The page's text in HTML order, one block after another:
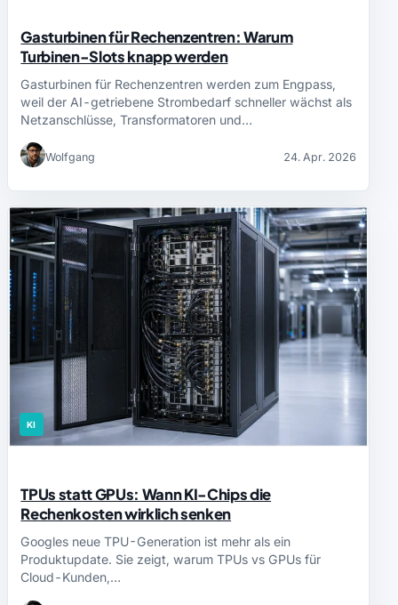
Gasturbinen für Rechenzentren: Warum
Turbinen-Slots knapp werden
Gasturbinen für Rechenzentren werden zum Engpass,
weil der AI-getriebene Strombedarf schneller wächst als
Netzanschlüsse, Transformatoren und…
Wolfgang 24. Apr. 2026
KI
TPUs statt GPUs: Wann KI-Chips die
Rechenkosten wirklich senken
Googles neue TPU-Generation ist mehr als ein
Produktupdate. Sie zeigt, warum TPUs vs GPUs für
Cloud-Kunden,…